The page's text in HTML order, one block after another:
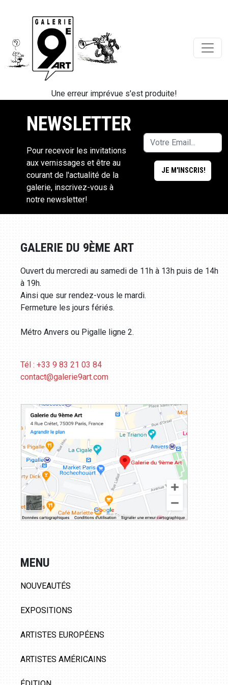
Une erreur imprévue s'est produite!
NEWSLETTER
Pour recevoir les invitations
aux vernissages et être au
courant de l'actualité de la
galerie, inscrivez-vous à
notre newsletter!
GALERIE DU 9ÈME ART
Ouvert du mercredi au samedi de 11h à 13h puis de 14h
à 19h.
Ainsi que sur rendez-vous le mardi.
Fermeture les jours fériés.
Métro Anvers ou Pigalle ligne 2.
Tél : +33 9 83 21 03 84
contact@galerie9art.com
MENU
NOUVEAUTÉS
EXPOSITIONS
ARTISTES EUROPÉENS
ARTISTES AMÉRICAINS